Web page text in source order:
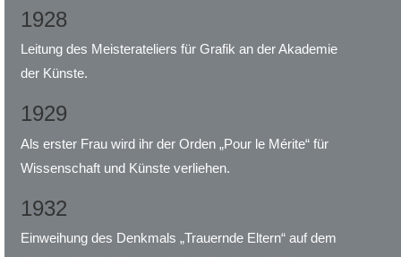
1928
Leitung des Meisterateliers für Grafik an der Akademie
der Künste.
1929
Als erster Frau wird ihr der Orden „Pour le Mérite“ für
Wissenschaft und Künste verliehen.
1932
Einweihung des Denkmals „Trauernde Eltern“ auf dem